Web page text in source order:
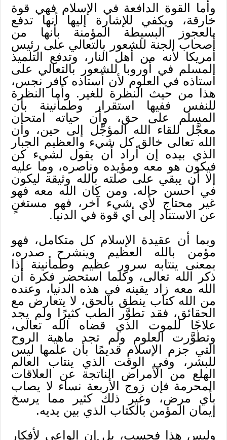
وأما القوة الدافعة في الإسلام فهي قوة
خارقة، ويكفي للإشارة إليها أنها تدفع
بالعجوز البسيطة المؤمنة بأنها من
أصحاب الجنة للشعور بالتعالي على رئيس
أمريكا لأنه من أهل النار، وتدفع التلميذ
المسلم في أوروبا للشعور بالتعالي على
أستاذه في العلوم لأن أستاذه كافر نجس،
هذا من حيث النظرة للغير. وأما النظرة
للنفس ففيها استقرار وطمأنينة بأن
المسلم على حق، وأن حياته امتحان
معجَّل للقاء الله المؤجَّل إلى حين، وأن
الله تعالى خالق كل شيء والعظيم الجبار
الذي بيده إن أراد أن يقول لشيء كن
فيكون هو معه ومؤيده وناصره، وما عليه
إلا أن يبقي على صلته بالله وثيقة ليكون
في أحسن حاله. ومن كان الله معه فهو
غير محتاج لأي شيء آخر، فهو مستغنٍ
عن الاستناد إلى أي قوة في الدنيا.
وبما أن عقيدة الإسلام كل متكامل، فهو
مؤمن بالله العظيم وينشرح صدره،
بمعنى ينتابه سرور عظيم وطمأنينة إذا
ذكر الله تعالى، وكلما استحضر فكرة أن
الله معه زاد يقينه في هذه الدنيا، وعنده
من الله كتاب ينطق بالحق، لا يتعارض مع
الحقائق، فقد تطوَّر الطب كثيرًا ولم يجد
علاجًا للموت الذي قضاه الله تعالى،
وتطوَّرت العلوم ولم تجد ماهية الروح
التي جزم الإسلام قديمًا بأن علمها ليس
للبشر، وفي الوقت الذي ينتاب العالم
الهلع من الأمراض الناتجة عن العلاقات
المحرمة فإن زوج الأربعة نساء لا يصاب
بأي مرض، وغير ذلك كثير مما يرسخ
إيمان المؤمن بالكتاب الذي بين يديه.
وليس هذا فحسب، بل إن الواعي لأفكار